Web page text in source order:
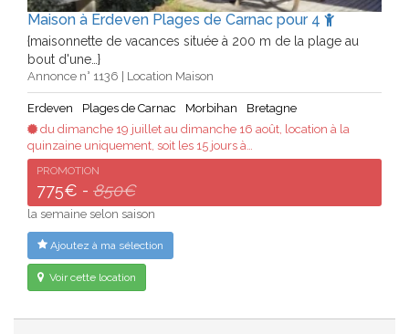
Maison à Erdeven Plages de Carnac pour 4
{maisonnette de vacances située à 200 m de la plage au
bout d'une…}
Annonce n° 1136 | Location Maison
Erdeven Plages de Carnac Morbihan
Bretagne
du dimanche 19 juillet au dimanche 16 août, location à la
quinzaine uniquement, soit les 15 jours à…
PROMOTION
775€ - 850€
la semaine selon saison
Ajoutez à ma sélection
Voir cette location